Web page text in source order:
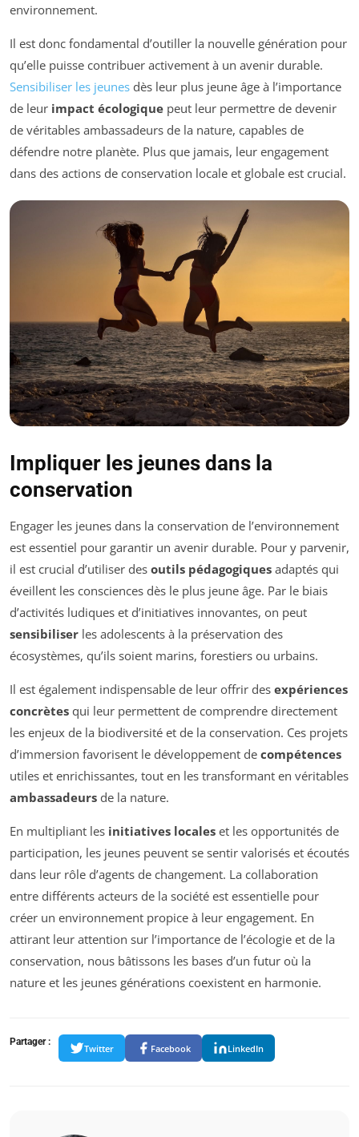
environnement.
Il est donc fondamental d’outiller la nouvelle génération pour
qu’elle puisse contribuer activement à un avenir durable.
Sensibiliser les jeunes dès leur plus jeune âge à l’importance
de leur impact écologique peut leur permettre de devenir
de véritables ambassadeurs de la nature, capables de
défendre notre planète. Plus que jamais, leur engagement
dans des actions de conservation locale et globale est crucial.
Impliquer les jeunes dans la
conservation
Engager les jeunes dans la conservation de l’environnement
est essentiel pour garantir un avenir durable. Pour y parvenir,
il est crucial d’utiliser des outils pédagogiques adaptés qui
éveillent les consciences dès le plus jeune âge. Par le biais
d’activités ludiques et d’initiatives innovantes, on peut
sensibiliser les adolescents à la préservation des
écosystèmes, qu’ils soient marins, forestiers ou urbains.
Il est également indispensable de leur offrir des expériences
concrètes qui leur permettent de comprendre directement
les enjeux de la biodiversité et de la conservation. Ces projets
d’immersion favorisent le développement de compétences
utiles et enrichissantes, tout en les transformant en véritables
ambassadeurs de la nature.
En multipliant les initiatives locales et les opportunités de
participation, les jeunes peuvent se sentir valorisés et écoutés
dans leur rôle d’agents de changement. La collaboration
entre différents acteurs de la société est essentielle pour
créer un environnement propice à leur engagement. En
attirant leur attention sur l’importance de l’écologie et de la
conservation, nous bâtissons les bases d’un futur où la
nature et les jeunes générations coexistent en harmonie.
Partager :
Twitter Facebook LinkedIn